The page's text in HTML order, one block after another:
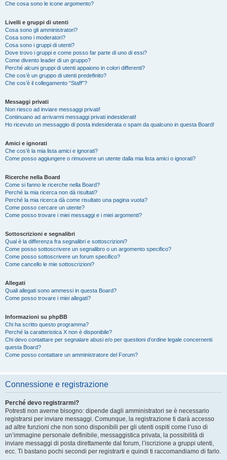
Che cosa sono le icone argomento?
Livelli e gruppi di utenti
Cosa sono gli amministratori?
Cosa sono i moderatori?
Cosa sono i gruppi di utenti?
Dove trovo i gruppi e come posso far parte di uno di essi?
Come divento leader di un gruppo?
Perché alcuni gruppi di utenti appaiono in colori differenti?
Che cos’è un gruppo di utenti predefinito?
Che cos’è il collegamento “Staff”?
Messaggi privati
Non riesco ad inviare messaggi privati!
Continuano ad arrivarmi messaggi privati indesiderati!
Ho ricevuto un messaggio di posta indesiderata o spam da qualcuno in questa Board!
Amici e ignorati
Che cos’è la mia lista amici e ignorati?
Come posso aggiungere o rimuovere un utente dalla mia lista amici o ignorati?
Ricerche nella Board
Come si fanno le ricerche nella Board?
Perché la mia ricerca non dà risultati?
Perché la mia ricerca dà come risultato una pagina vuota?
Come posso cercare un utente?
Come posso trovare i miei messaggi e i miei argomenti?
Sottoscrizioni e segnalibri
Qual è la differenza fra segnalibri e sottoscrizioni?
Come posso sottoscrivere un segnalibro o un argomento specifico?
Come posso sottoscrivere un forum specifico?
Come cancello le mie sottoscrizioni?
Allegati
Quali allegati sono ammessi in questa Board?
Come posso trovare i miei allegati?
Informazioni su phpBB
Chi ha scritto questo programma?
Perché la caratteristica X non è disponibile?
Chi devo contattare per segnalare abusi e/o per questioni d’ordine legale concernenti
questa Board?
Come posso contattare un amministratore del Forum?
Connessione e registrazione
Perché devo registrarmi?
Potresti non averne bisogno: dipende dagli amministratori se è necessario
registrarsi per inviare messaggi. Comunque, la registrazione ti darà accesso
ad altre funzioni che non sono disponibili per gli utenti ospiti come l’uso di
un’immagine personale definibile, messaggistica privata, la possibilità di
inviare messaggi di posta direttamente dal forum, l’iscrizione a gruppi utenti,
ecc. Ti bastano pochi secondi per registrarti e quindi ti raccomandiamo di farlo.